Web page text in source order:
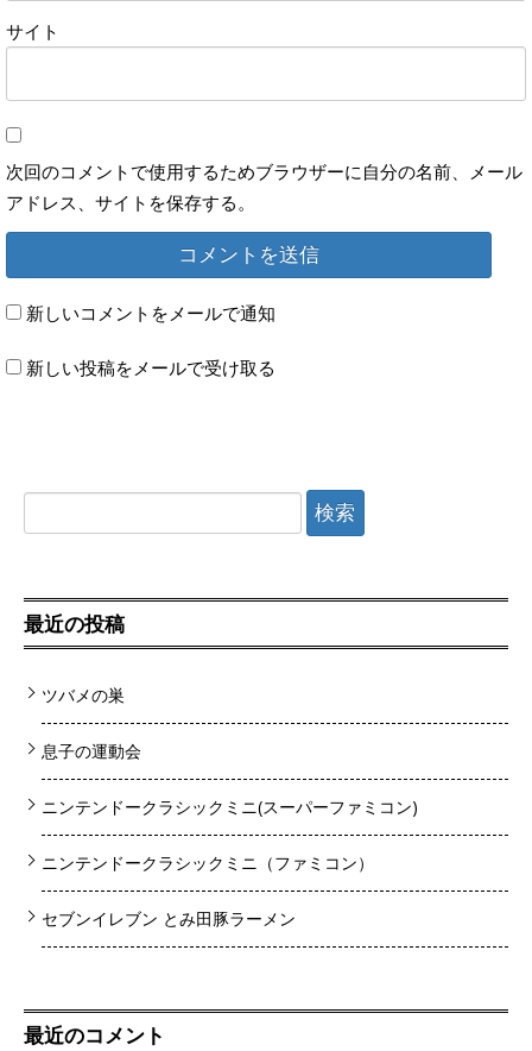
サイト
次回のコメントで使用するためブラウザーに自分の名前、メール
アドレス、サイトを保存する。
新しいコメントをメールで通知
新しい投稿をメールで受け取る
最近の投稿
ツバメの巣
息子の運動会
ニンテンドークラシックミニ(スーパーファミコン)
ニンテンドークラシックミニ（ファミコン）
セブンイレブン とみ田豚ラーメン
最近のコメント